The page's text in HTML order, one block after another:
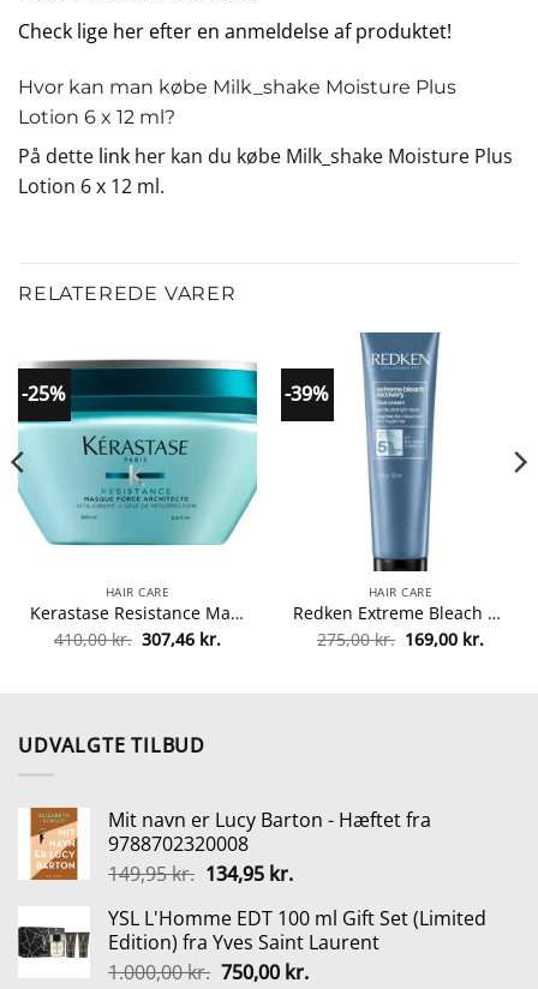
Check lige her efter en anmeldelse af produktet!
Hvor kan man købe Milk_shake Moisture Plus
Lotion 6 x 12 ml?
På dette link her kan du købe Milk_shake Moisture Plus
Lotion 6 x 12 ml.
RELATEREDE VARER
-25%
HAIR CARE
Kerastase Resistance Masque Force Architecte Hair Mask 200 ml fra Kerastase
410,00kr. Den
oprindelige
410,00 kr..
307,46 kr.Den
307,46 kr..
-39%
HAIR CARE
Redken Extreme Bleach Recovery Cica Cream 150 ml fra Redken
275,00kr. Den
oprindelige
275,00 kr..
169,00 kr.Den
kr..
UDVALGTE TILBUD
Mit navn er Lucy Barton - Hæftet fra
9788702320008
149,95kr. Den
pris
var:
149,95 kr..
134,95 kr.Den
pris
er:
134,95 kr..
YSL L'Homme EDT 100 ml Gift Set (Limited
Edition) fra Yves Saint Laurent
1.000,00kr. Den
750,00 kr.Den